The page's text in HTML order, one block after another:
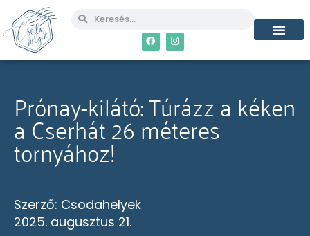
Prónay-kilátó: Túrázz a kéken
a Cserhát 26 méteres
tornyához!
Szerző: Csodahelyek
2025. augusztus 21.